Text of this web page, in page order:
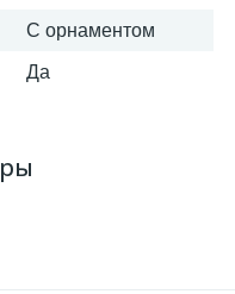
С орнаментом
Да